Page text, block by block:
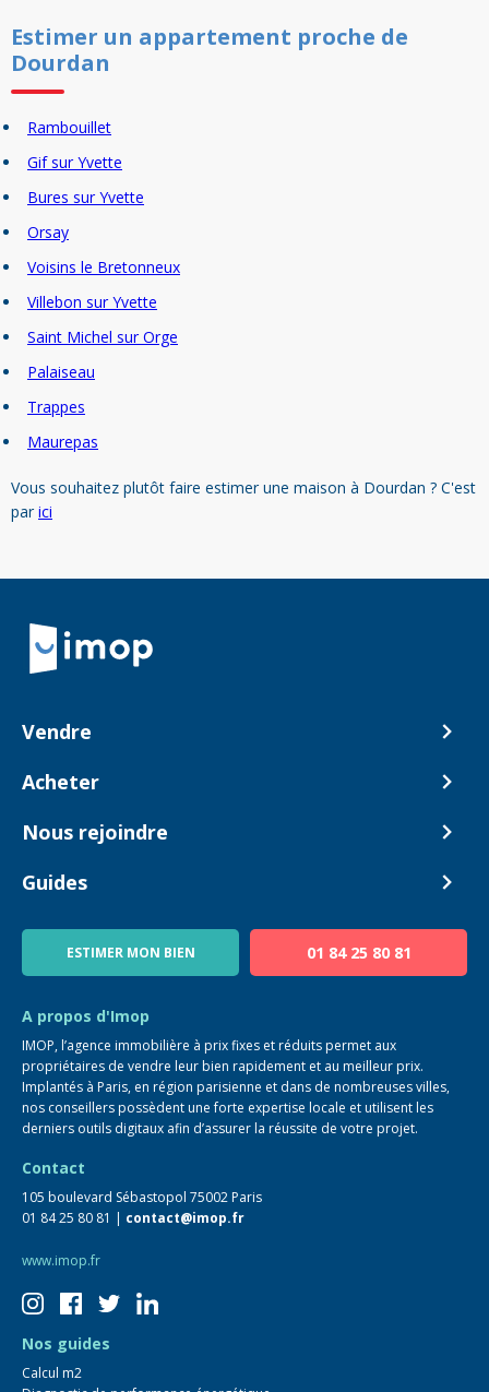
Estimer un appartement proche de
Dourdan
Rambouillet
Gif sur Yvette
Bures sur Yvette
Orsay
Voisins le Bretonneux
Villebon sur Yvette
Saint Michel sur Orge
Palaiseau
Trappes
Maurepas
Vous souhaitez plutôt faire estimer une maison à Dourdan ? C'est
parici
Retour à la navigation principale
Vendre
Comment ça marche ?
Acheter
Biens en vente
Nous rejoindre
Devenir Conseiller
Guides
Blog
ESTIMER MON BIEN 01 84 25 80 81
A propos d'Imop
IMOP, l’agence immobilière à prix fixes et réduits permet aux
propriétaires de vendre leur bien rapidement et au meilleur prix.
Implantés à Paris, en région parisienne et dans de nombreuses villes,
nos conseillers possèdent une forte expertise locale et utilisent les
derniers outils digitaux afin d’assurer la réussite de votre projet.
Contact
105 boulevard Sébastopol 75002 Paris
01 84 25 80 81 | contact@imop.fr
www.imop.fr
Nos guides
Calcul m2